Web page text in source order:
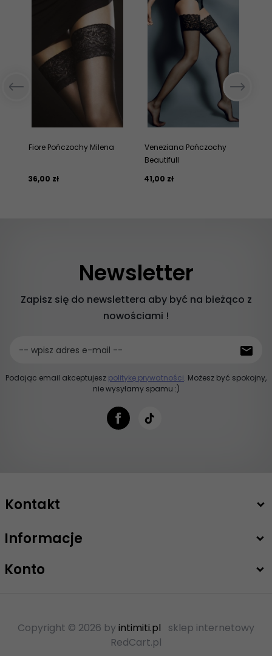
Fiore Pończochy Milena
36,00 zł
Veneziana Pończochy
Beautifull
41,00 zł
Newsletter
Zapisz się do newslettera aby być na bieżąco z
nowościami !
-- wpisz adres e-mail --
Podając email akceptujesz politykę prywatności. Możesz być spokojny,
nie wysyłamy spamu :)
Kontakt
+48 503 747 208
Informacje
Konto
Copyright © 2026 byintimiti.pl
sklep internetowy
RedCart.pl